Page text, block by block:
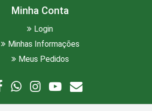
Minha Conta
Login
Minhas Informações
Meus Pedidos